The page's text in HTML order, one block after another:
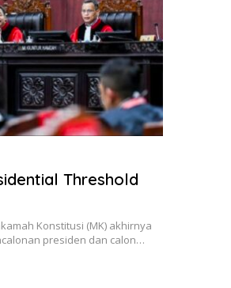
Threshold
Konstitusi (MK) akhirnya
presiden dan calon…